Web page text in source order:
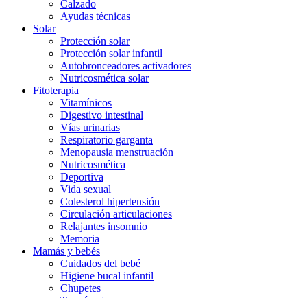
Calzado
Ayudas técnicas
Solar
Protección solar
Protección solar infantil
Autobronceadores activadores
Nutricosmética solar
Fitoterapia
Vitamínicos
Digestivo intestinal
Vías urinarias
Respiratorio garganta
Menopausia menstruación
Nutricosmética
Deportiva
Vida sexual
Colesterol hipertensión
Circulación articulaciones
Relajantes insomnio
Memoria
Mamás y bebés
Cuidados del bebé
Higiene bucal infantil
Chupetes